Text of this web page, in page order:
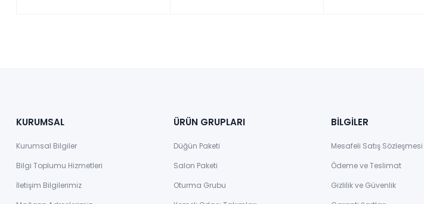
KURUMSAL
Kurumsal Bilgiler
Bilgi Toplumu Hizmetleri
İletişim Bilgilerimiz
ÜRÜN GRUPLARI
Düğün Paketi
Salon Paketi
Oturma Grubu
BİLGİLER
Mesafeli Satış Sözleşmesi
Ödeme ve Teslimat
Gizlilik ve Güvenlik